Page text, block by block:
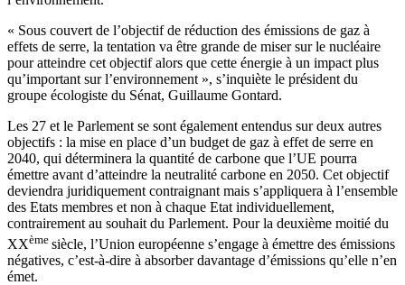
« Sous couvert de l’objectif de réduction des émissions de gaz à
effets de serre, la tentation va être grande de miser sur le nucléaire
pour atteindre cet objectif alors que cette énergie à un impact plus
qu’important sur l’environnement », s’inquiète le président du
groupe écologiste du Sénat, Guillaume Gontard.
Les 27 et le Parlement se sont également entendus sur deux autres
objectifs : la mise en place d’un budget de gaz à effet de serre en
2040, qui déterminera la quantité de carbone que l’UE pourra
émettre avant d’atteindre la neutralité carbone en 2050. Cet objectif
deviendra juridiquement contraignant mais s’appliquera à l’ensemble
des Etats membres et non à chaque Etat individuellement,
contrairement au souhait du Parlement. Pour la deuxième moitié du
XXème siècle, l’Union européenne s’engage à émettre des émissions
négatives, c’est-à-dire à absorber davantage d’émissions qu’elle n’en
émet.